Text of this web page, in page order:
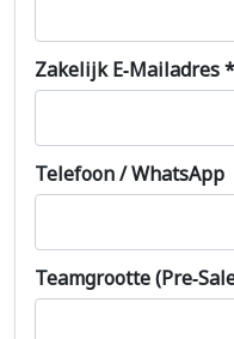
Zakelijk E-Mailadres *
Telefoon / WhatsApp
Teamgrootte (pre-